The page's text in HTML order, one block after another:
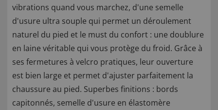
vibrations quand vous marchez, d'une semelle
d'usure ultra souple qui permet un déroulement
naturel du pied et le must du confort : une doublure
en laine véritable qui vous protège du froid. Grâce à
ses fermetures à velcro pratiques, leur ouverture
est bien large et permet d'ajuster parfaitement la
chaussure au pied. Superbes finitions : bords
capitonnés, semelle d'usure en élastomère